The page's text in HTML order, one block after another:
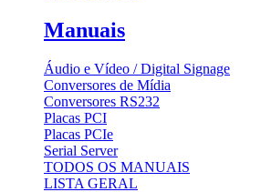
Manuais
Áudio e Vídeo / Digital Signage
Conversores de Mídia
Conversores RS232
Placas PCI
Placas PCIe
Serial Server
TODOS OS MANUAIS
LISTA GERAL